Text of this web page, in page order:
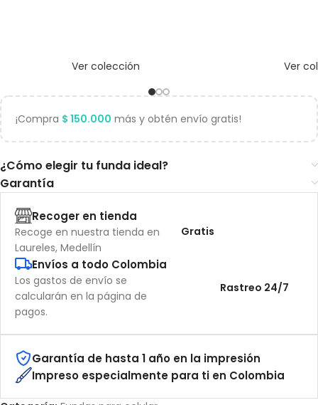
Ver colección Ver
¡Compra $ 150.000 más y obtén envío gratis!
¿Cómo elegir tu funda ideal?
Garantía
Recoger en tienda
Recoge en nuestra tienda en
Laureles, Medellín
Gratis
Envíos a todo Colombia
Los gastos de envío se
calcularán en la página de
pagos.
Rastreo 24/7
Garantía de hasta 1 año en la impresión
Impreso especialmente para ti en Colombia